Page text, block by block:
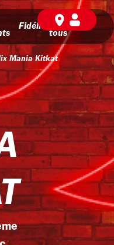
Fidélité
BD pour
tous
Mania Kitkat